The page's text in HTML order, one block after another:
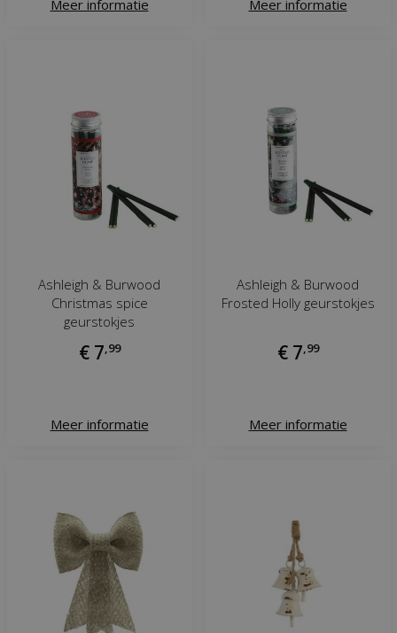
Meer informatie Meer informatie
Ashleigh & Burwood
Christmas spice
geurstokjes
€ 7 99
Meer informatie
Ashleigh & Burwood
Frosted Holly geurstokjes
€ 7 99
Meer informatie